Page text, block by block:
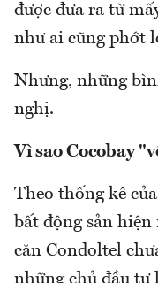
được đưa ra từ
như ai cũng phớt
Nhưng, những
nghị.
Vì sao Cocobay
Theo thống kê
bất động sản
căn Condoltel
những chủ đầu tư